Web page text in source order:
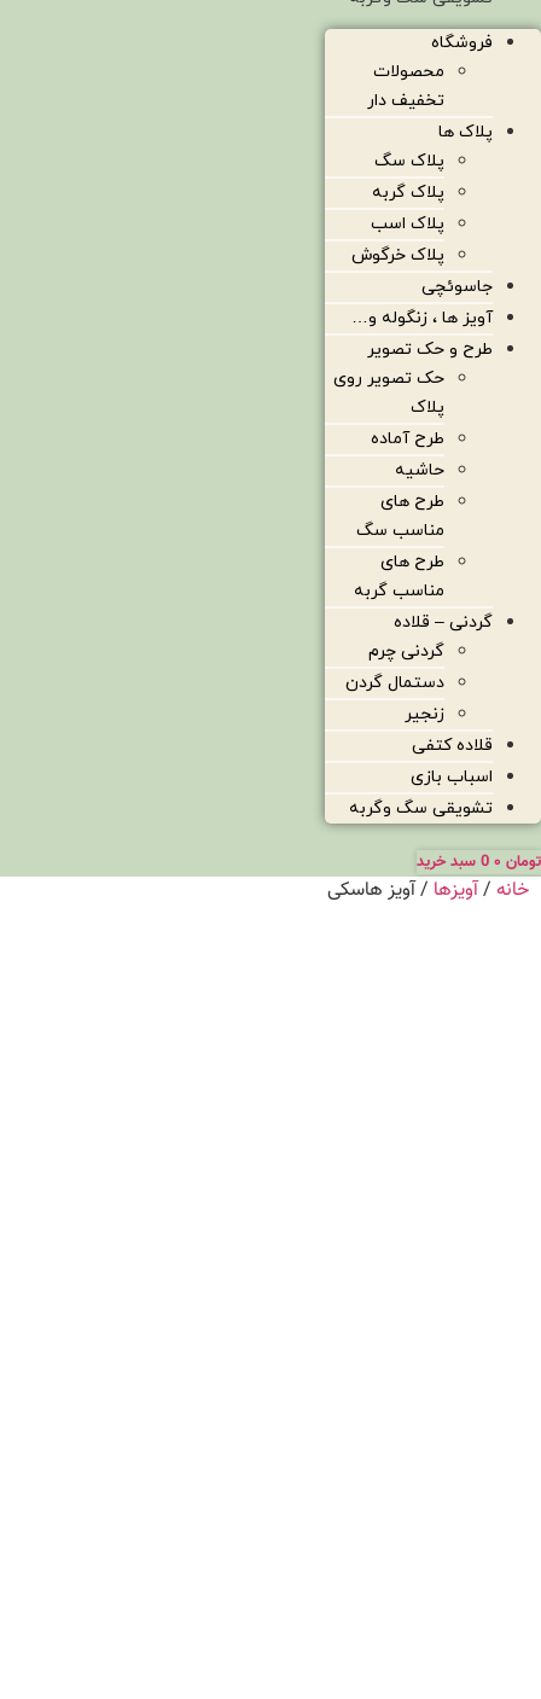
فروشگاه
محصولات
تخفیف دار
پلاک ها
پلاک سگ
پلاک گربه
پلاک اسب
پلاک خرگوش
جاسوئچی
آویز ها ، زنگوله و…
طرح و حک تصویر
حک تصویر روی
پلاک
طرح آماده
حاشیه
طرح های
مناسب سگ
طرح های
مناسب گربه
گردنی – قلاده
گردنی چرم
دستمال گردن
زنجیر
قلاده کتفی
اسباب بازی
تشویقی سگ وگربه
تومان 0 سبد خرید
خانه /آویزها / آویز هاسکی